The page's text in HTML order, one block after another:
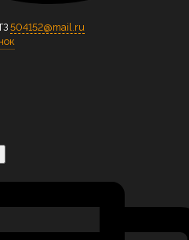
504152@mail.ru